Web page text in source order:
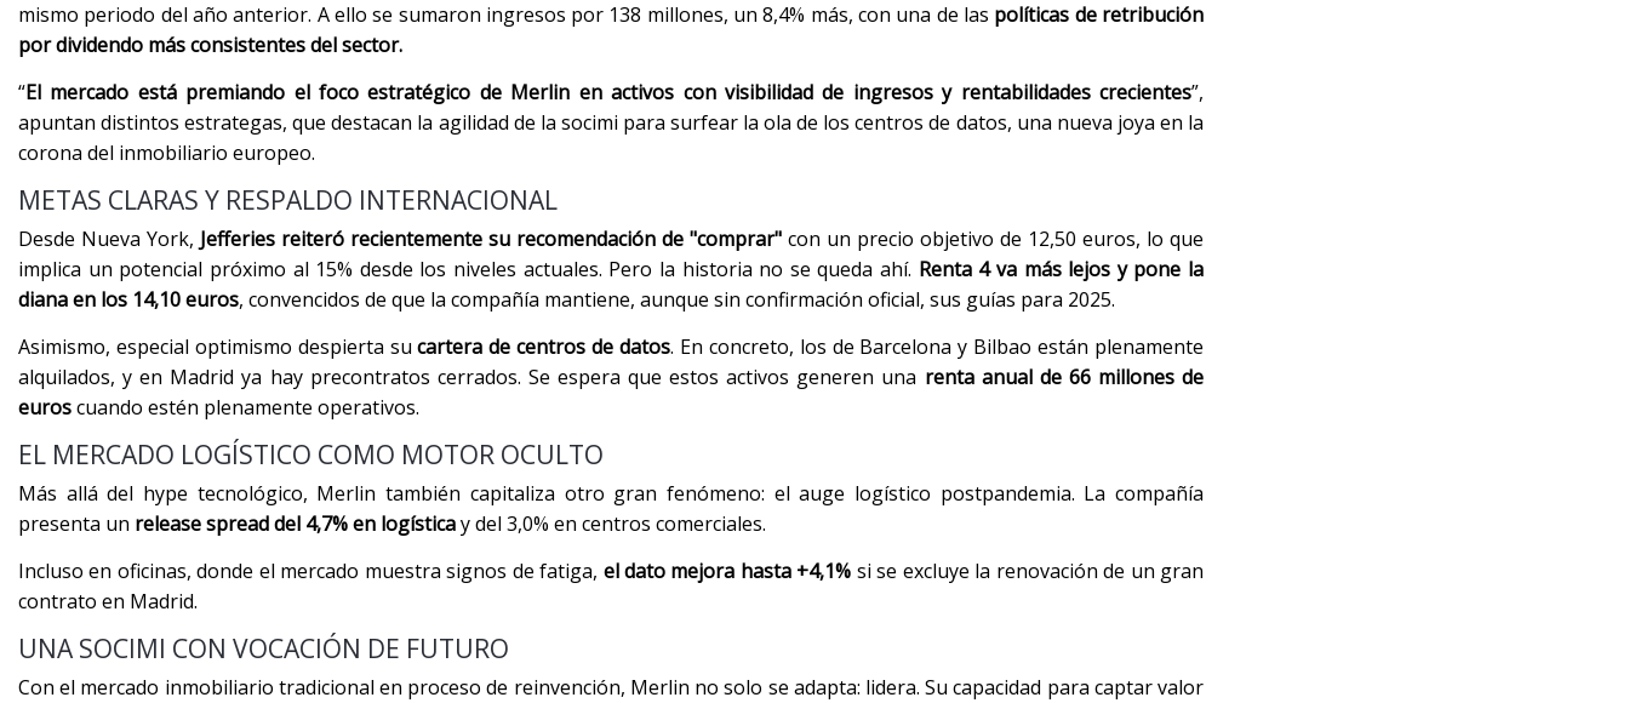
mismo periodo del año anterior. A ello se sumaron ingresos por 138 millones, un 8,4% más, con una de las políticas de retribución
por dividendo más consistentes del sector.
“El mercado está premiando el foco estratégico de Merlin en activos con visibilidad de ingresos y rentabilidades crecientes”,
apuntan distintos estrategas, que destacan la agilidad de la socimi para surfear la ola de los centros de datos, una nueva joya en la
corona del inmobiliario europeo.
METAS CLARAS Y RESPALDO INTERNACIONAL
Desde Nueva York, Jefferies reiteró recientemente su recomendación de "comprar" con un precio objetivo de 12,50 euros, lo que
implica un potencial próximo al 15% desde los niveles actuales. Pero la historia no se queda ahí. Renta 4 va más lejos y pone la
diana en los 14,10 euros, convencidos de que la compañía mantiene, aunque sin confirmación oficial, sus guías para 2025.
Asimismo, especial optimismo despierta sucartera de centros de datos. En concreto, los de Barcelona y Bilbao están plenamente
alquilados, y en Madrid ya hay precontratos cerrados. Se espera que estos activos generen una renta anual de 66 millones de
euroscuando estén plenamente operativos.
EL MERCADO LOGÍSTICO COMO MOTOR OCULTO
Más allá del hype tecnológico, Merlin también capitaliza otro gran fenómeno: el auge logístico postpandemia. La compañía
presenta un release spread del 4,7% en logísticay del 3,0% en centros comerciales.
Incluso en oficinas, donde el mercado muestra signos de fatiga, el dato mejora hasta +4,1% si se excluye la renovación de un gran
contrato en Madrid.
UNA SOCIMI CON VOCACIÓN DE FUTURO
Con el mercado inmobiliario tradicional en proceso de reinvención, Merlin no solo se adapta: lidera. Su capacidad para captar valor